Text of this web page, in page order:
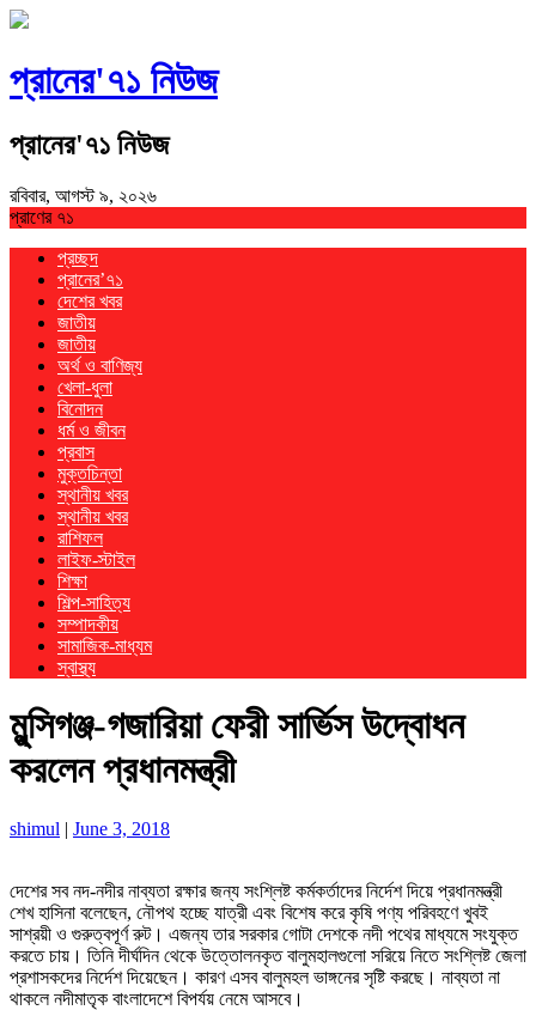
প্রানের'৭১ নিউজ
প্রানের'৭১ নিউজ
রবিবার, আগস্ট ৯, ২০২৬
প্রাণের ৭১
প্রচ্ছদ
প্রানের’৭১
দেশের খবর
জাতীয়
জাতীয়
অর্থ ও বাণিজ্য
খেলা-ধুলা
বিনোদন
ধর্ম ও জীবন
প্রবাস
মুক্তচিন্তা
স্থানীয় খবর
স্থানীয় খবর
রাশিফল
লাইফ-স্টাইল
শিক্ষা
শিল্প-সাহিত্য
সম্পাদকীয়
সামাজিক-মাধ্যম
স্বাস্থ্য
মুন্সিগঞ্জ-গজারিয়া ফেরী সার্ভিস উদ্বোধন
করলেন প্রধানমন্ত্রী
shimul | June 3, 2018
দেশের সব নদ-নদীর নাব্যতা রক্ষার জন্য সংশ্লিষ্ট কর্মকর্তাদের নির্দেশ দিয়ে প্রধানমন্ত্রী
শেখ হাসিনা বলেছেন, নৌপথ হচ্ছে যাত্রী এবং বিশেষ করে কৃষি পণ্য পরিবহণে খুবই
সাশ্রয়ী ও গুরুত্বপূর্ণ রুট। এজন্য তার সরকার গোটা দেশকে নদী পথের মাধ্যমে সংযুক্ত
করতে চায়। তিনি দীর্ঘদিন থেকে উত্তোলনকৃত বালুমহালগুলো সরিয়ে নিতে সংশ্লিষ্ট জেলা
প্রশাসকদের নির্দেশ দিয়েছেন। কারণ এসব বালুমহল ভাঙ্গনের সৃষ্টি করছে। নাব্যতা না
থাকলে নদীমাতৃক বাংলাদেশে বিপর্যয় নেমে আসবে।